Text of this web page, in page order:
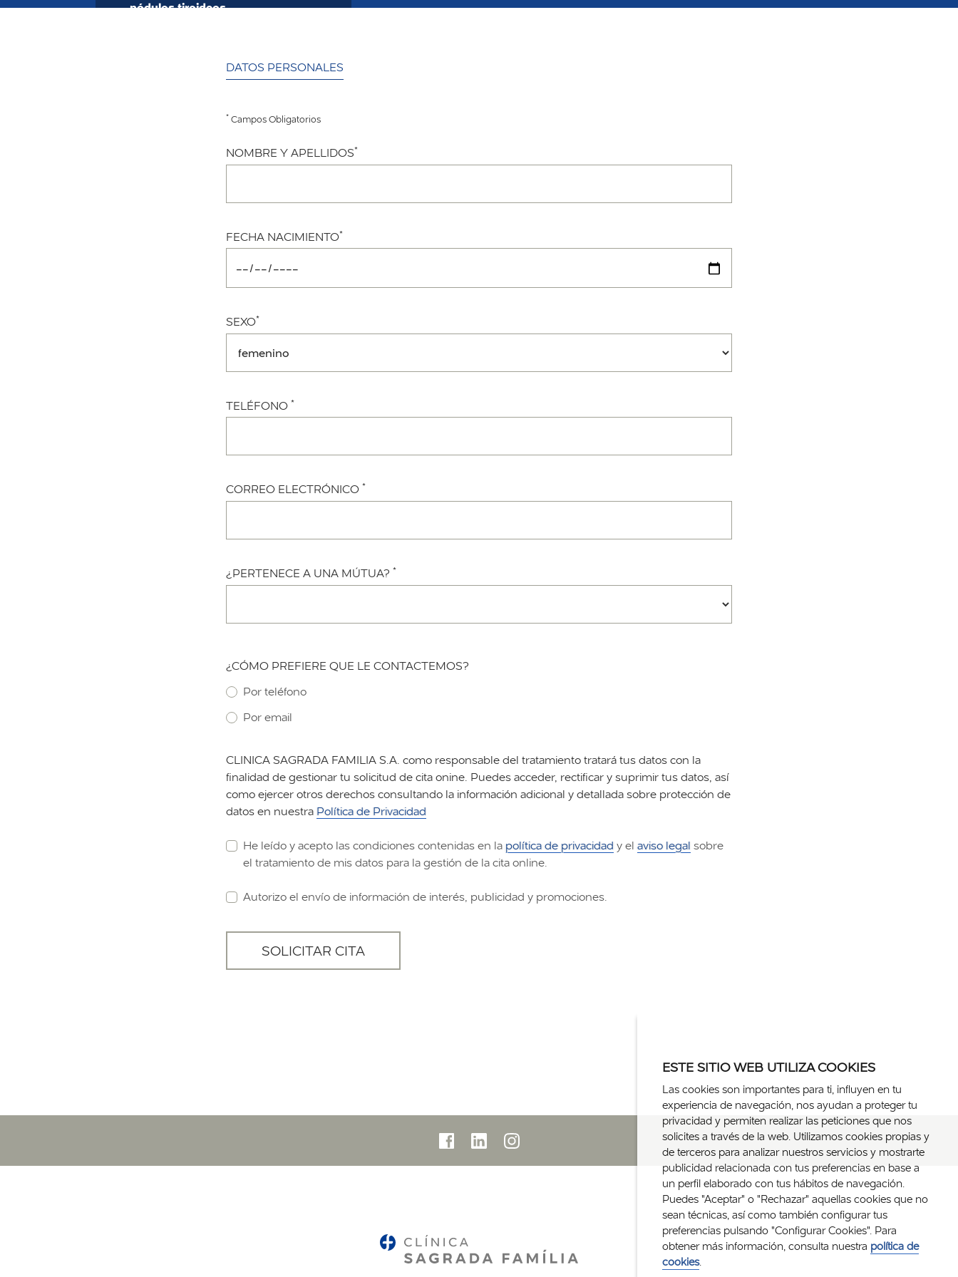
nódulos tiroideos
DATOS PERSONALES
* Campos Obligatorios
NOMBRE Y APELLIDOS*
FECHA NACIMIENTO*
SEXO*
TELÉFONO*
CORREO ELECTRÓNICO*
¿PERTENECE A UNA MÚTUA?*
¿CÓMO PREFIERE QUE LE CONTACTEMOS?
Por teléfono
Por email
CLINICA SAGRADA FAMILIA S.A. como responsable del tratamiento tratará tus datos con la
finalidad de gestionar tu solicitud de cita onine. Puedes acceder, rectificar y suprimir tus datos, así
como ejercer otros derechos consultando la información adicional y detallada sobre protección de
datos en nuestra Política de Privacidad
He leído y acepto las condiciones contenidas en la política de privacidad y elaviso legal sobre
el tratamiento de mis datos para la gestión de la cita online.
Autorizo el envío de información de interés, publicidad y promociones.
SOLICITAR CITA
ESTE SITIO WEB UTILIZA COOKIES
Las cookies son importantes para ti, influyen en tu
experiencia de navegación, nos ayudan a proteger tu
privacidad y permiten realizar las peticiones que nos
solicites a través de la web. Utilizamos cookies propias y
de terceros para analizar nuestros servicios y mostrarte
publicidad relacionada con tus preferencias en base a
un perfil elaborado con tus hábitos de navegación.
Puedes "Aceptar" o "Rechazar" aquellas cookies que no
sean técnicas, así como también configurar tus
preferencias pulsando "Configurar Cookies". Para
obtener más información, consulta nuestra política de
cookies.